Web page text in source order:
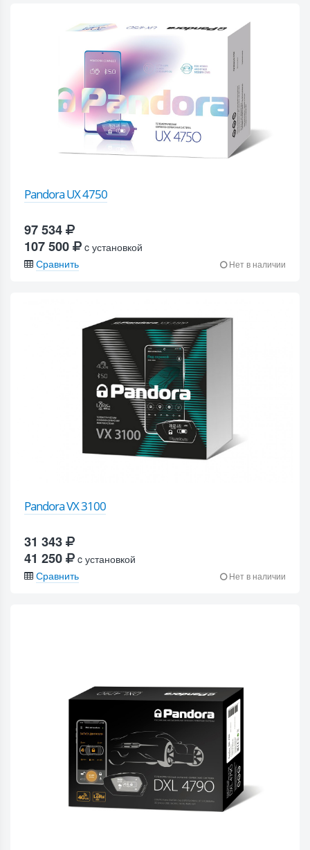
Pandora UX 4750
97 534
107 500
c установкой
Сравнить
Нет в наличии
Pandora VX 3100
31 343
41 250
c установкой
Сравнить
Нет в наличии